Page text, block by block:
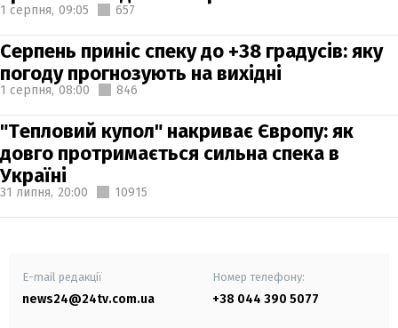
1 серпня, 09:05 657
Серпень приніс спеку до +38 градусів: яку
погоду прогнозують на вихідні
1 серпня, 08:00 846
"Тепловий купол" накриває Європу: як
довго протримається сильна спека в
Україні
31 липня, 20:00 10915
E-mail редакції
news24@24tv.com.ua
Номер телефону:
+38 044 390 5077